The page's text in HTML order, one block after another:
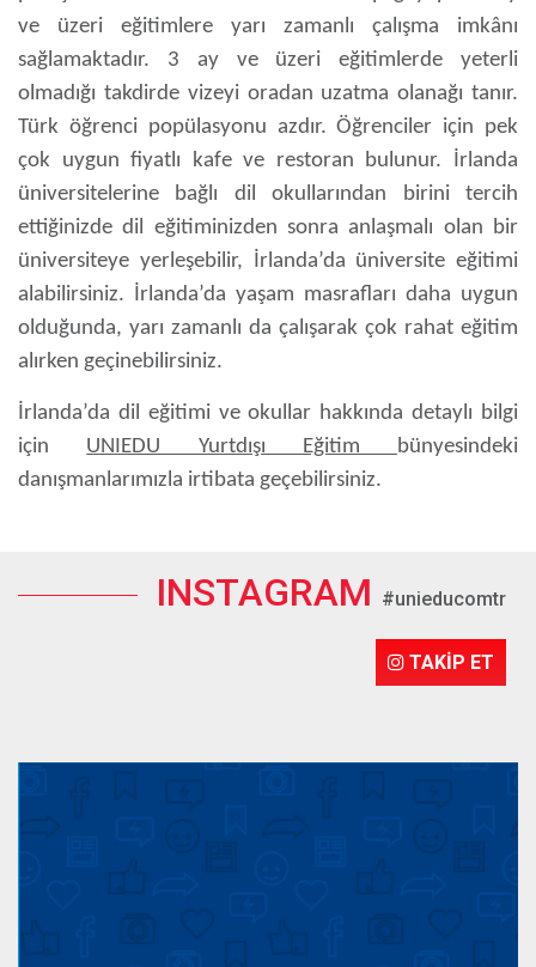
ve üzeri eğitimlere yarı zamanlı çalışma imkânı
sağlamaktadır. 3 ay ve üzeri eğitimlerde yeterli
olmadığı takdirde vizeyi oradan uzatma olanağı tanır.
Türk öğrenci popülasyonu azdır. Öğrenciler için pek
çok uygun fiyatlı kafe ve restoran bulunur. İrlanda
üniversitelerine bağlı dil okullarından birini tercih
ettiğinizde dil eğitiminizden sonra anlaşmalı olan bir
üniversiteye yerleşebilir, İrlanda’da üniversite eğitimi
alabilirsiniz. İrlanda’da yaşam masrafları daha uygun
olduğunda, yarı zamanlı da çalışarak çok rahat eğitim
alırken geçinebilirsiniz.
İrlanda’da dil eğitimive okullar hakkında detaylı bilgi
için UNIEDU Yurtdışı Eğitim bünyesindeki
danışmanlarımızla irtibata geçebilirsiniz.
INSTAGRAM #unieducomtr
TAKİP ET